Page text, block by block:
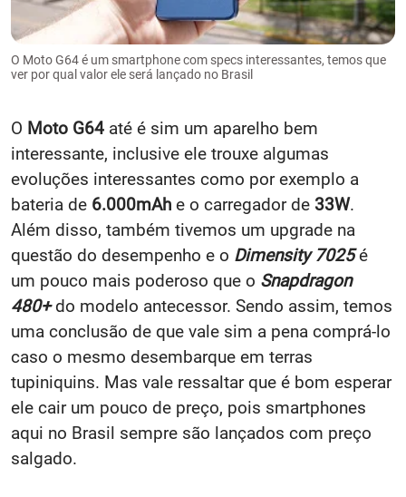
O Moto G64 é um smartphone com specs interessantes, temos que
ver por qual valor ele será lançado no Brasil
O Moto G64 até é sim um aparelho bem
interessante, inclusive ele trouxe algumas
evoluções interessantes como por exemplo a
bateria de 6.000mAh e o carregador de 33W.
Além disso, também tivemos um upgrade na
questão do desempenho e o Dimensity 7025é
um pouco mais poderoso que o Snapdragon
480+do modelo antecessor. Sendo assim, temos
uma conclusão de que vale sim a pena comprá-lo
caso o mesmo desembarque em terras
tupiniquins. Mas vale ressaltar que é bom esperar
ele cair um pouco de preço, pois smartphones
aqui no Brasil sempre são lançados com preço
salgado.